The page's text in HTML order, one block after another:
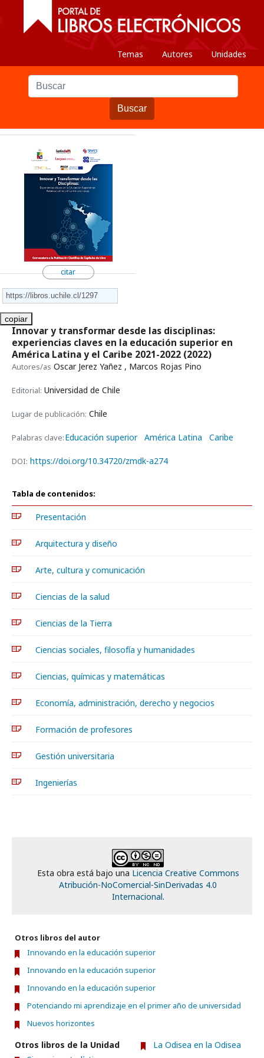
Temas Autores Unidades
Buscar
citar
copiar
Innovar y transformar desde las disciplinas:
experiencias claves en la educación superior en
América Latina y el Caribe 2021-2022 (2022)
Autores/as Oscar Jerez Yañez , Marcos Rojas Pino
Editorial: Universidad de Chile
Lugar de publicación: Chile
Palabras clave:Educación superior América Latina Caribe
DOI: https://doi.org/10.34720/zmdk-a274
Tabla de contenidos:
Presentación
Arquitectura y diseño
Arte, cultura y comunicación
Ciencias de la salud
Ciencias de la Tierra
Ciencias sociales, filosofía y humanidades
Ciencias, químicas y matemáticas
Economía, administración, derecho y negocios
Formación de profesores
Gestión universitaria
Ingenierías
Esta obra está bajo una Licencia Creative Commons
Atribución-NoComercial-SinDerivadas 4.0
Internacional.
Otros libros del autor
Innovando en la educación superior
Innovando en la educación superior
Innovando en la educación superior
Potenciando mi aprendizaje en el primer año de universidad
Nuevos horizontes
Otros libros de la Unidad
La Odisea en la Odisea